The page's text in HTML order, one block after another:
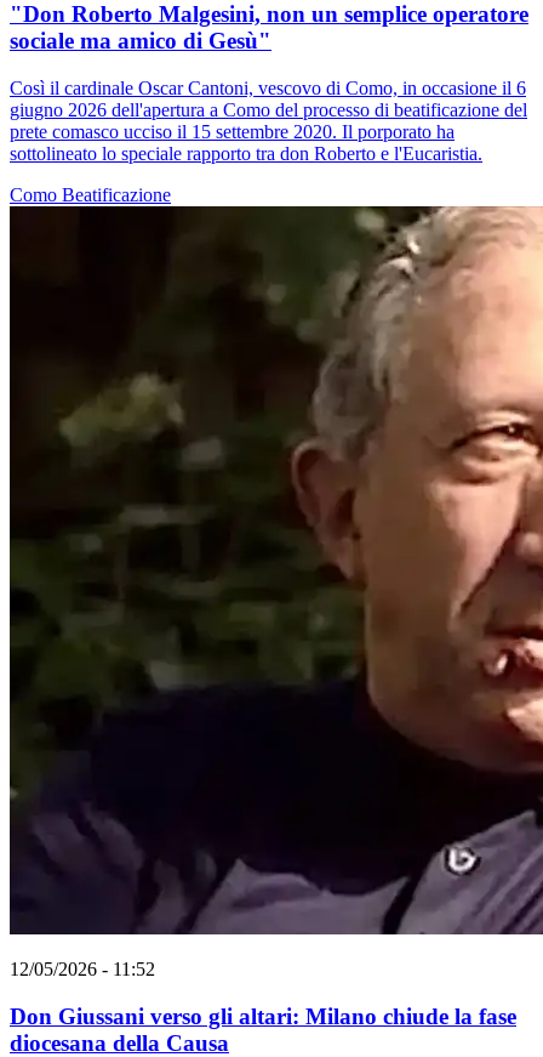
"Don Roberto Malgesini, non un semplice operatore
sociale ma amico di Gesù"
Così il cardinale Oscar Cantoni, vescovo di Como, in occasione il 6
giugno 2026 dell'apertura a Como del processo di beatificazione del
prete comasco ucciso il 15 settembre 2020. Il porporato ha
sottolineato lo speciale rapporto tra don Roberto e l'Eucaristia.
Como Beatificazione
12/05/2026 - 11:52
Don Giussani verso gli altari: Milano chiude la fase
diocesana della Causa